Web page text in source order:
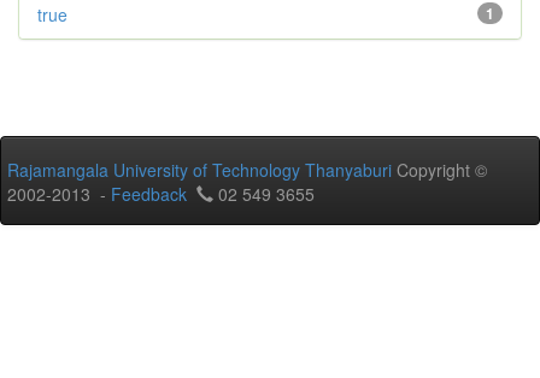
1
true
Rajamangala University of Technology Thanyaburi Copyright ©
2002-2013 - Feedback 02 549 3655